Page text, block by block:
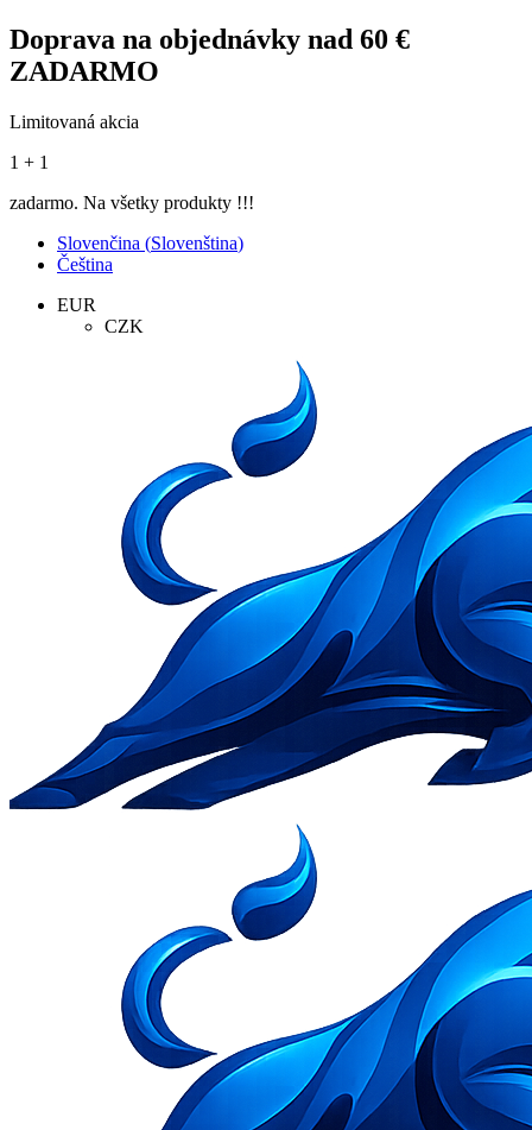
Doprava na objednávky nad 60 €
ZADARMO
Limitovaná akcia
1 + 1
zadarmo. Na všetky produkty !!!
Slovenčina (Slovenština)
Čeština
EUR
CZK